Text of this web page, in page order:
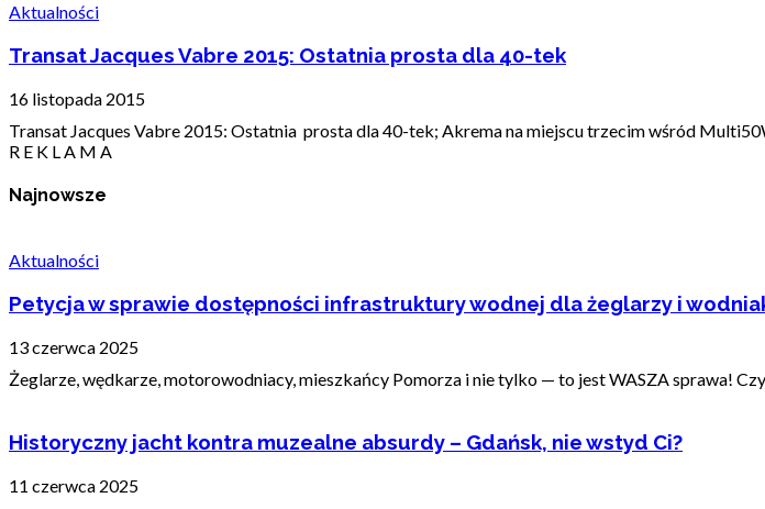
Aktualności
Transat Jacques Vabre 2015: Ostatnia prosta dla 40-tek
16 listopada 2015
Transat Jacques Vabre 2015: Ostatnia prosta dla 40-tek; Akrema na miejscu trzecim wśród
R E K L A M A
Najnowsze
Aktualności
Petycja w sprawie dostępności infrastruktury wodnej dla żeglarzy i
13 czerwca 2025
Żeglarze, wędkarze, motorowodniacy, mieszkańcy Pomorza i nie tylko — to jest WASZA sprawa! Czy
Historyczny jacht kontra muzealne absurdy – Gdańsk, nie wstyd Ci?
11 czerwca 2025